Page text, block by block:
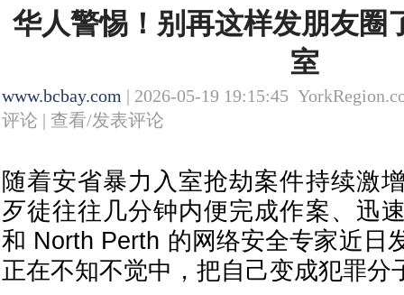
华人警惕！别再这样发朋友圈
室
www.bcbay.com | 2026-05-19 19:15:45
评论 | 查看/发表评论
随着安省暴力入室抢劫案件持续激
歹徒往往几分钟内便完成作案、迅
和 North Perth 的网络安全专家近日
正在不知不觉中，把自己变成犯罪分